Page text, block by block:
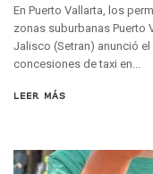
Polvo,
En Puerto Vallarta, los
zonas suburbanas Puerto
Jalisco (Setran) anunció
concesiones de taxi en...
LEER MÁS